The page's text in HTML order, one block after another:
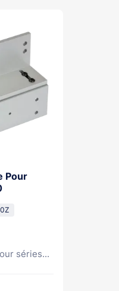
Pour
séries...